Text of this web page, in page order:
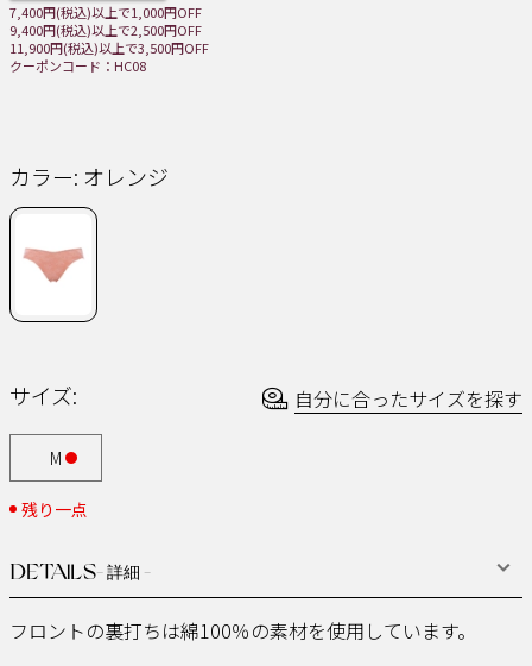
DETAILS- 詳細 -
フロントの裏打ちは綿100％の素材を使用しています。
7,400円(税込)以上で1,000円OFF
9,400円(税込)以上で2,500円OFF
11,900円(税込)以上で3,500円OFF
クーポンコード：HC08
カラー: オレンジ
サイズ: 自分に合ったサイズを探す
M
残り一点